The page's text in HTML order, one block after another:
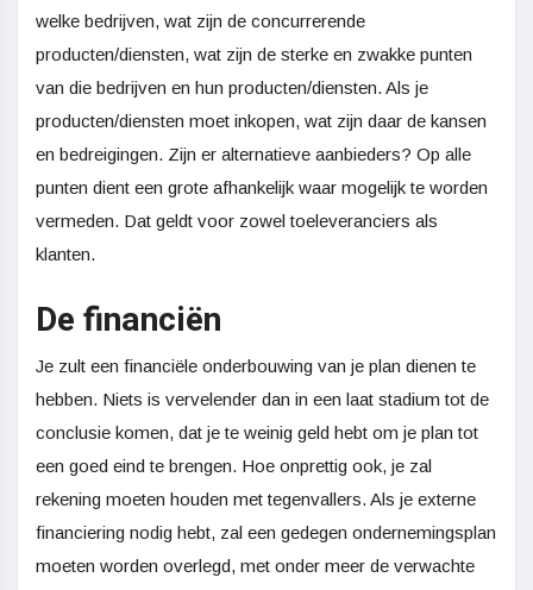
welke bedrijven, wat zijn de concurrerende
producten/diensten, wat zijn de sterke en zwakke punten
van die bedrijven en hun producten/diensten. Als je
producten/diensten moet inkopen, wat zijn daar de kansen
en bedreigingen. Zijn er alternatieve aanbieders? Op alle
punten dient een grote afhankelijk waar mogelijk te worden
vermeden. Dat geldt voor zowel toeleveranciers als
klanten.
De financiën
Je zult een financiële onderbouwing van je plan dienen te
hebben. Niets is vervelender dan in een laat stadium tot de
conclusie komen, dat je te weinig geld hebt om je plan tot
een goed eind te brengen. Hoe onprettig ook, je zal
rekening moeten houden met tegenvallers. Als je externe
financiering nodig hebt, zal een gedegen ondernemingsplan
moeten worden overlegd, met onder meer de verwachte